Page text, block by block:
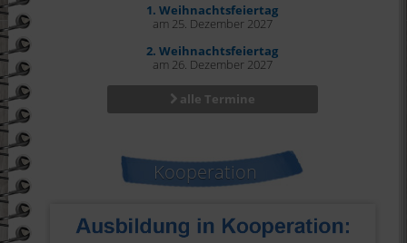
1. Weihnachtsfeiertag
am 25. Dezember 2027
2. Weihnachtsfeiertag
am 26. Dezember 2027
alle Termine
Kooperation